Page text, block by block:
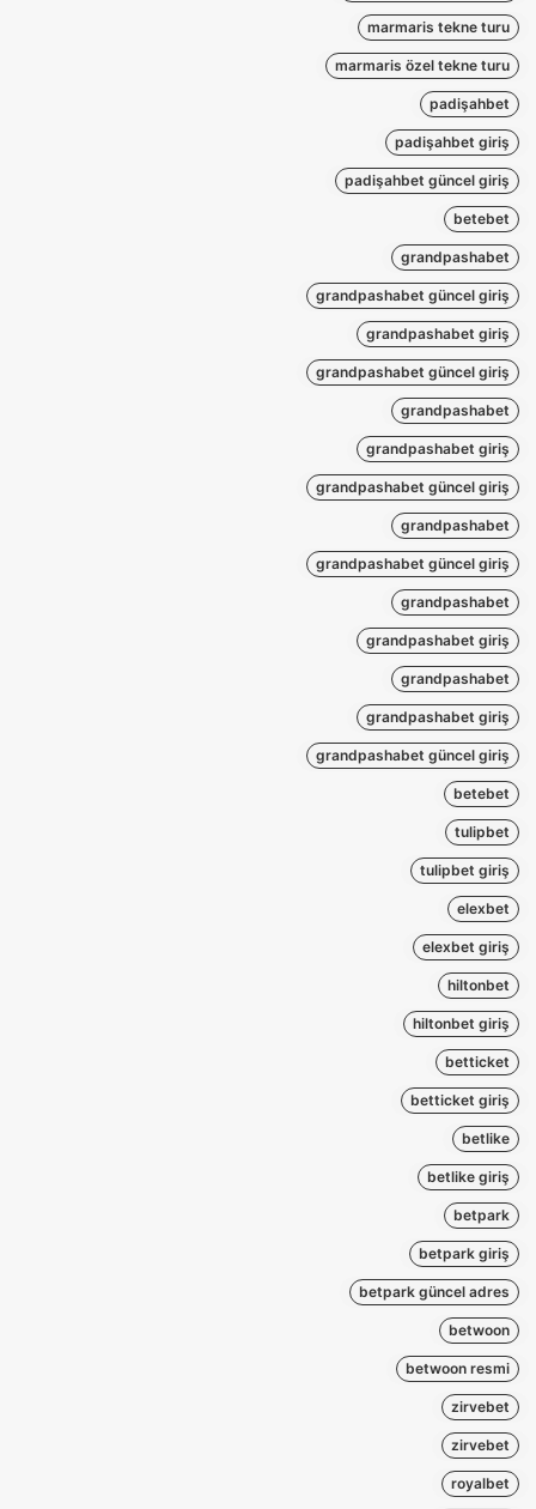
marmaris tekne turu
marmaris özel tekne turu
padişahbet
padişahbet giriş
padişahbet güncel giriş
betebet
grandpashabet
grandpashabet güncel giriş
grandpashabet giriş
grandpashabet güncel giriş
grandpashabet
grandpashabet giriş
grandpashabet güncel giriş
grandpashabet
grandpashabet güncel giriş
grandpashabet
grandpashabet giriş
grandpashabet
grandpashabet giriş
grandpashabet güncel giriş
betebet
tulipbet
tulipbet giriş
elexbet
elexbet giriş
hiltonbet
hiltonbet giriş
betticket
betticket giriş
betlike
betlike giriş
betpark
betpark giriş
betpark güncel adres
betwoon
betwoon resmi
zirvebet
zirvebet
royalbet